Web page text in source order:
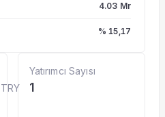
4.03 Mr
% 15,17
TRY
Yatırımcı Sayısı
1